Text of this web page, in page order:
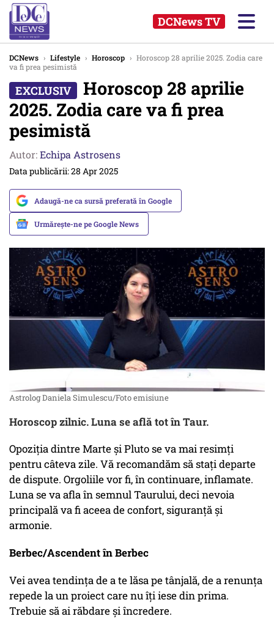
DCNews TV
DCNews › Lifestyle › Horoscop › Horoscop 28 aprilie 2025. Zodia care
va fi prea pesimistă
Horoscop 28 aprilie
2025. Zodia care va fi prea
pesimistă
Autor:Echipa Astrosens
Data publicării: 28 Apr 2025
Adaugă-ne ca sursă preferată în Google
Urmărește-ne pe Google News
Astrolog Daniela Simulescu/Foto emisiune
Horoscop zilnic. Luna se află tot în Taur.
Opoziția dintre Marte și Pluto se va mai resimți
pentru câteva zile. Vă recomandăm să stați departe
de dispute. Orgoliile vor fi, în continuare, inflamate.
Luna se va afla în semnul Taurului, deci nevoia
principală va fi aceea de confort, siguranță și
armonie.
Berbec/Ascendent în Berbec
Vei avea tendința de a te lăsa pe tânjală, de a renunța
repede la un proiect care nu îți iese din prima.
Trebuie să ai răbdare și încredere.